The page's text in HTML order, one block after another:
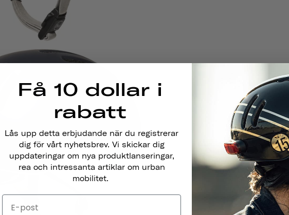
Få 10 dollar i
rabatt
Lås upp detta erbjudande när du registrerar
dig för vårt nyhetsbrev. Vi skickar dig
uppdateringar om nya produktlanseringar,
rea och intressanta artiklar om urban
mobilitet.